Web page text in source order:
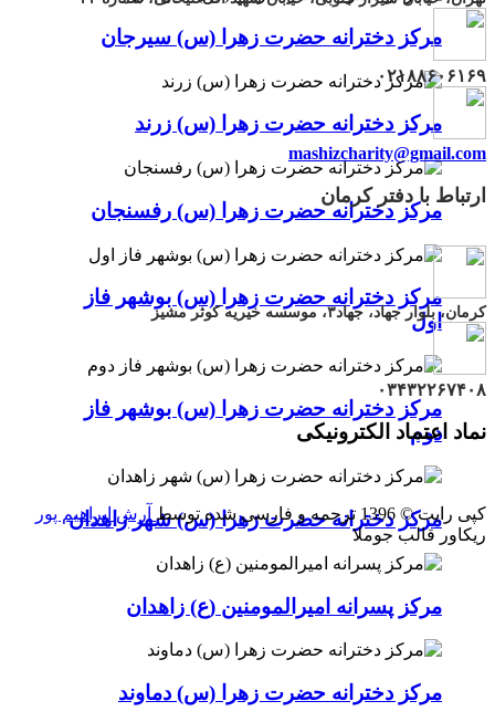
مرکز دخترانه حضرت زهرا (س) سیرجان
مرکز دخترانه حضرت زهرا (س) زرند
مرکز دخترانه حضرت زهرا (س) رفسنجان
مرکز دخترانه حضرت زهرا (س) بوشهر فاز
اول
مرکز دخترانه حضرت زهرا (س) بوشهر فاز
دوم
مرکز دخترانه حضرت زهرا (س) شهر زاهدان
مرکز پسرانه امیرالمومنین (ع) زاهدان
مرکز دخترانه حضرت زهرا (س) دماوند
۰۲۱۸۸۶۰۶۱۶۹
mashizcharity@gmail.com
ارتباط با دفتر کرمان
کرمان، بلوار جهاد، جهاد۳، موسسه خیریه کوثر مشیز
۰۳۴۳۲۲۶۷۴۰۸
نماد اعتماد الکترونیکی
کپی رایت © 1396 ترجمه و فارسی شده توسط
آرش ابراهیم پور
ریکاور قالب جوملا